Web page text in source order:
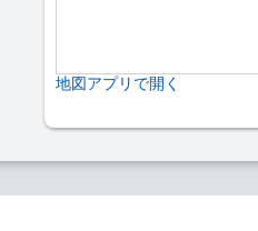
地図アプリで開く